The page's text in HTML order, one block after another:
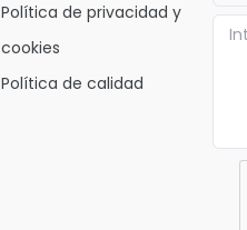
Política de privacidad y
cookies
Política de calidad